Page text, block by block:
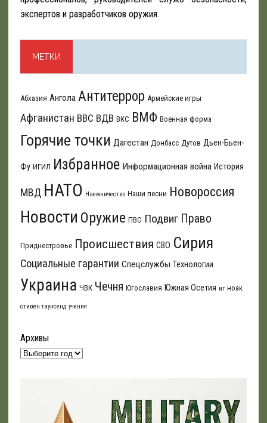
экспертов и разработчиков оружия.
МЕТКИ
Абхазия Ангола Антитеррор Армейские игры
Афганистан ВВС ВДВ ВКС ВМФ Военная форма
Горячие точки Дагестан Донбасс Дутов Дьен-Бьен-
Фу ИГИЛ Избранное Информационная война История
МВД НАТО Наемничество Наши песни Новороссия
Новости Оружие ПВО Подвиг Право
Приднестровье Происшествия СВО Сирия
Социальные гарантии Спецслужбы Технологии
Украина ЧВК Чечня Югославия Южная Осетия иг ноак
стивен таунсенд учения
Архивы